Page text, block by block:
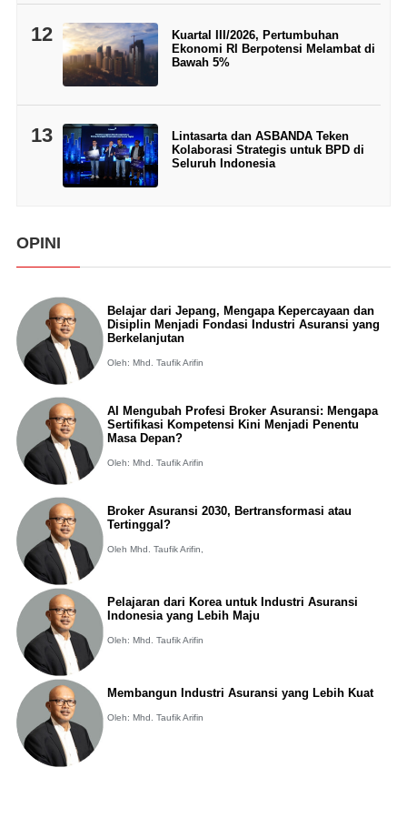
12
Kuartal III/2026, Pertumbuhan
Ekonomi RI Berpotensi Melambat di
Bawah 5%
13
Lintasarta dan ASBANDA Teken
Kolaborasi Strategis untuk BPD di
Seluruh Indonesia
OPINI
Belajar dari Jepang, Mengapa Kepercayaan dan
Disiplin Menjadi Fondasi Industri Asuransi yang
Berkelanjutan
Oleh: Mhd. Taufik Arifin
AI Mengubah Profesi Broker Asuransi: Mengapa
Sertifikasi Kompetensi Kini Menjadi Penentu
Masa Depan?
Oleh: Mhd. Taufik Arifin
Broker Asuransi 2030, Bertransformasi atau
Tertinggal?
Oleh Mhd. Taufik Arifin,
Pelajaran dari Korea untuk Industri Asuransi
Indonesia yang Lebih Maju
Oleh: Mhd. Taufik Arifin
Membangun Industri Asuransi yang Lebih Kuat
Oleh: Mhd. Taufik Arifin